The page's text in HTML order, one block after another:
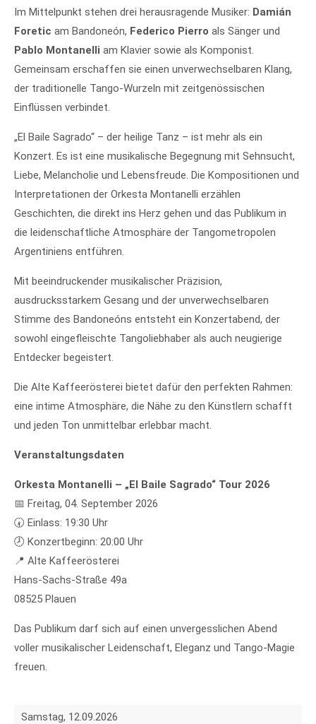
Im Mittelpunkt stehen drei herausragende Musiker: Damián
Foretic am Bandoneón, Federico Pierro als Sänger und
Pablo Montanelli am Klavier sowie als Komponist.
Gemeinsam erschaffen sie einen unverwechselbaren Klang,
der traditionelle Tango-Wurzeln mit zeitgenössischen
Einflüssen verbindet.
„El Baile Sagrado“ – der heilige Tanz – ist mehr als ein
Konzert. Es ist eine musikalische Begegnung mit Sehnsucht,
Liebe, Melancholie und Lebensfreude. Die Kompositionen und
Interpretationen der Orkesta Montanelli erzählen
Geschichten, die direkt ins Herz gehen und das Publikum in
die leidenschaftliche Atmosphäre der Tangometropolen
Argentiniens entführen.
Mit beeindruckender musikalischer Präzision,
ausdrucksstarkem Gesang und der unverwechselbaren
Stimme des Bandoneóns entsteht ein Konzertabend, der
sowohl eingefleischte Tangoliebhaber als auch neugierige
Entdecker begeistert.
Die Alte Kaffeerösterei bietet dafür den perfekten Rahmen:
eine intime Atmosphäre, die Nähe zu den Künstlern schafft
und jeden Ton unmittelbar erlebbar macht.
Veranstaltungsdaten
Orkesta Montanelli – „El Baile Sagrado“ Tour 2026
📅 Freitag, 04. September 2026
🕢 Einlass: 19:30 Uhr
🕗 Konzertbeginn: 20:00 Uhr
📍 Alte Kaffeerösterei
Hans-Sachs-Straße 49a
08525 Plauen
Das Publikum darf sich auf einen unvergesslichen Abend
voller musikalischer Leidenschaft, Eleganz und Tango-Magie
freuen.
Samstag, 12.09.2026